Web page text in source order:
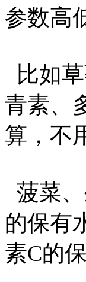
参数高
比如
青素、
算，不
菠菜
的保有
素C的